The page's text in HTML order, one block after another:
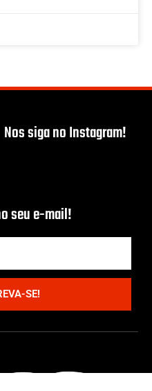
Nos siga no Instagram!
seu e-mail!
SE!